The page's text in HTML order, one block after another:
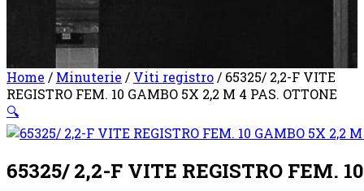
Home / Minuterie / Viti registro/ 65325/ 2,2-F VITE
REGISTRO FEM. 10 GAMBO 5X 2,2 M 4 PAS. OTTONE
🔍
65325/ 2,2-F VITE REGISTRO FEM.